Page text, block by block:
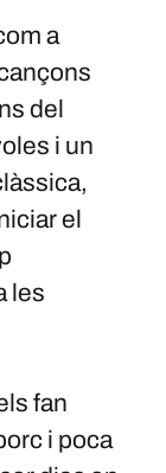
a
del
i un
el
les
fan
i poca